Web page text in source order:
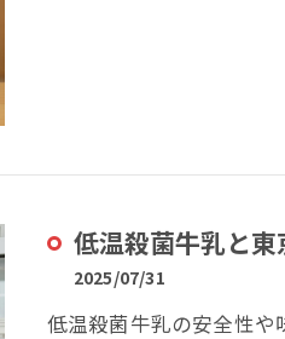
低温殺菌牛乳と
2025/07/31
低温殺菌牛乳の安全性